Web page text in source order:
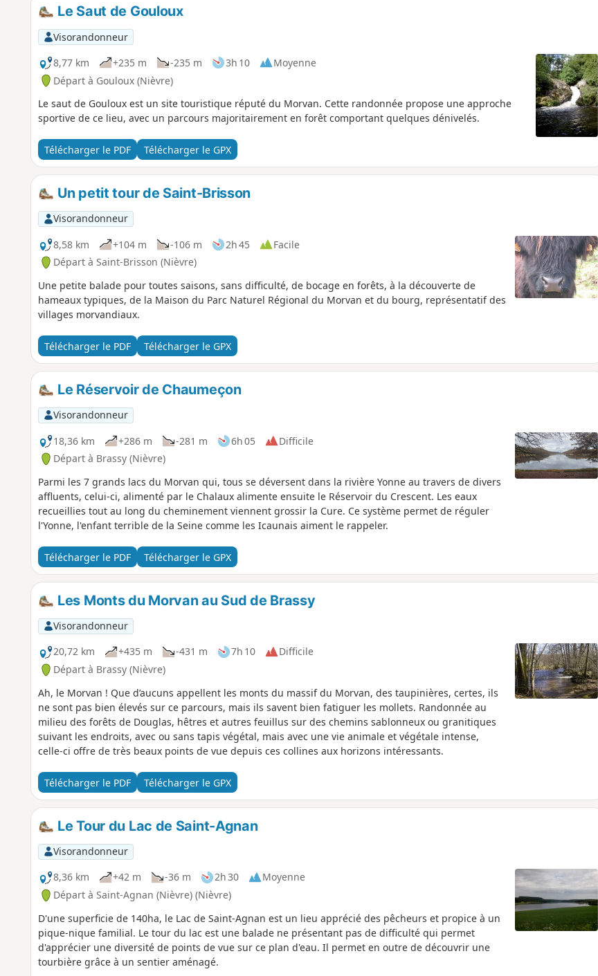
Le Saut de Gouloux
Visorandonneur
8,77 km
+235 m -235 m 3h 10
Moyenne
Départ à Gouloux (Nièvre)
Le saut de Gouloux est un site touristique réputé du Morvan. Cette randonnée propose une approche
sportive de ce lieu, avec un parcours majoritairement en forêt comportant quelques dénivelés.
Télécharger le PDF Télécharger le GPX
Un petit tour de Saint-Brisson
Visorandonneur
8,58 km
+104 m -106 m 2h 45
Facile
Départ à Saint-Brisson (Nièvre)
Une petite balade pour toutes saisons, sans difficulté, de bocage en forêts, à la découverte de
hameaux typiques, de la Maison du Parc Naturel Régional du Morvan et du bourg, représentatif des
villages morvandiaux.
Télécharger le PDF Télécharger le GPX
Le Réservoir de Chaumeçon
Visorandonneur
18,36 km
+286 m -281 m 6h 05
Difficile
Départ à Brassy (Nièvre)
Parmi les 7 grands lacs du Morvan qui, tous se déversent dans la rivière Yonne au travers de divers
affluents, celui-ci, alimenté par le Chalaux alimente ensuite le Réservoir du Crescent. Les eaux
recueillies tout au long du cheminement viennent grossir la Cure. Ce système permet de réguler
l'Yonne, l'enfant terrible de la Seine comme les Icaunais aiment le rappeler.
Télécharger le PDF Télécharger le GPX
Les Monts du Morvan au Sud de Brassy
Visorandonneur
20,72 km
+435 m -431 m 7h 10
Difficile
Départ à Brassy (Nièvre)
Ah, le Morvan ! Que d’aucuns appellent les monts du massif du Morvan, des taupinières, certes, ils
ne sont pas bien élevés sur ce parcours, mais ils savent bien fatiguer les mollets. Randonnée au
milieu des forêts de Douglas, hêtres et autres feuillus sur des chemins sablonneux ou granitiques
suivant les endroits, avec ou sans tapis végétal, mais avec une vie animale et végétale intense,
celle-ci offre de très beaux points de vue depuis ces collines aux horizons intéressants.
Télécharger le PDF Télécharger le GPX
Le Tour du Lac de Saint-Agnan
Visorandonneur
8,36 km
+42 m -36 m 2h 30
Moyenne
Départ à Saint-Agnan (Nièvre) (Nièvre)
D'une superficie de 140ha, le Lac de Saint-Agnan est un lieu apprécié des pêcheurs et propice à un
pique-nique familial. Le tour du lac est une balade ne présentant pas de difficulté qui permet
d'apprécier une diversité de points de vue sur ce plan d'eau. Il permet en outre de découvrir une
tourbière grâce à un sentier aménagé.